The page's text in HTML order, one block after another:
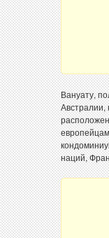
Вануату,
наций,